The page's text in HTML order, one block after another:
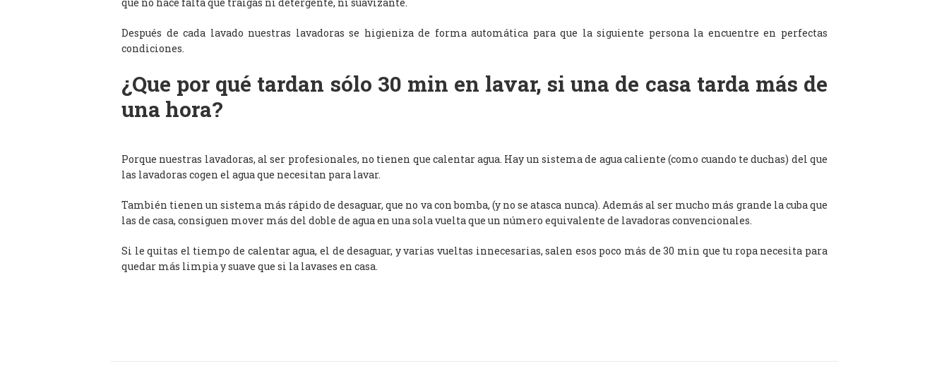
Después de cada lavado nuestras lavadoras se higieniza de forma automática para que la siguiente persona la encuentre en perfectas
condiciones.
¿Que por qué tardan sólo 30 min en lavar, si una de casa tarda más de
una hora?
Porque nuestras lavadoras, al ser profesionales, no tienen que calentar agua. Hay un sistema de agua caliente (como cuando te duchas) del que
las lavadoras cogen el agua que necesitan para lavar.
También tienen un sistema más rápido de desaguar, que no va con bomba, (y no se atasca nunca). Además al ser mucho más grande la cuba que
las de casa, consiguen mover más del doble de agua en una sola vuelta que un número equivalente de lavadoras convencionales.
Si le quitas el tiempo de calentar agua, el de desaguar, y varias vueltas innecesarias, salen esos poco más de 30 min que tu ropa necesita para
quedar más limpia y suave que si la lavases en casa.